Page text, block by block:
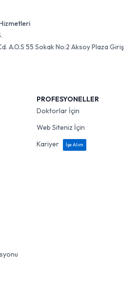
A.O.S 55 Sokak No:2 Aksoy Plaza Giriş
PROFESYONELLER
Doktorlar İçin
Web Siteniz İçin
Kariyer
İşe Alım